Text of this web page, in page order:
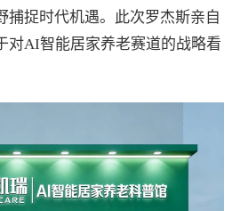
捕捉时代机遇。此次罗杰斯亲自
对AI智能居家养老赛道的战略看